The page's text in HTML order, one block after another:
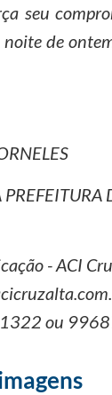
seu
de
- ACI
1322 ou